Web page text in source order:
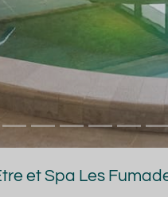
et Spa Les